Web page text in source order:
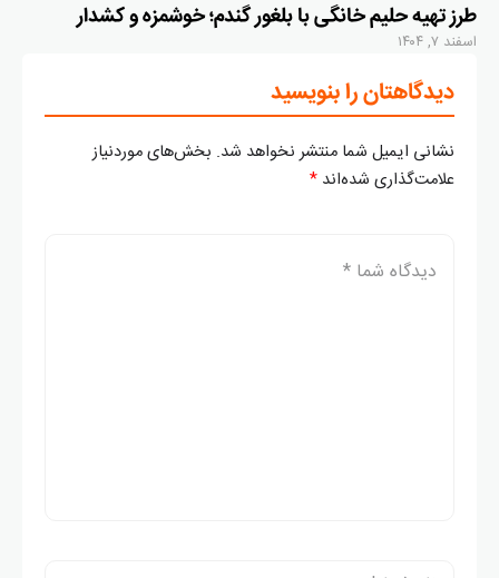
طرز تهیه حلیم خانگی با بلغور گندم؛ خوشمزه و کشدار
اسفند ۷, ۱۴۰۴
دیدگاهتان را بنویسید
نشانی ایمیل شما منتشر نخواهد شد. بخش‌های موردنیاز
علامت‌گذاری شده‌اند *